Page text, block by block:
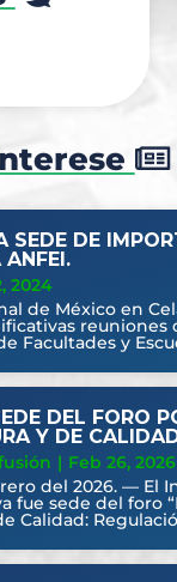
SEDE DE
ANFEI.
2024
de México en
reuniones
Facultades y
DEL FORO
Y DE
| Feb 26, 2026
del 2026. — El
fue sede del foro
Calidad: